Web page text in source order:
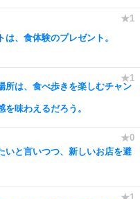
、食体験のプレゼント。
所は、食べ歩きを楽しむチャン
味わえるだろう。
いと言いつつ、新しいお店を避